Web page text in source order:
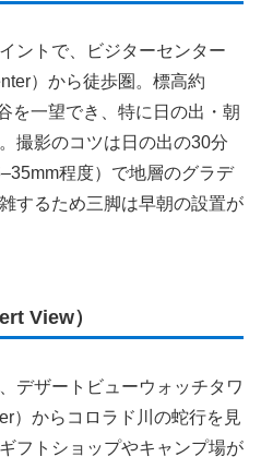
ントで、ビジターセンター
）から徒歩圏。標高約
を一望でき、特に日の出・朝
撮影のコツは日の出の30分
程度）で地層のグラデ
するため三脚は早朝の設置が
View）
デザートビューウォッチタワ
）からコロラド川の蛇行を見
フトショップやキャンプ場が